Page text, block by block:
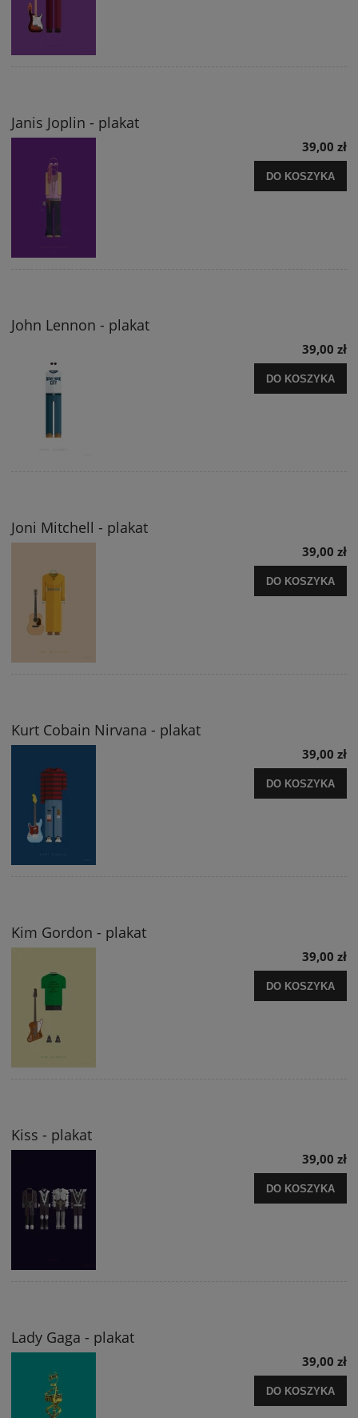
Janis Joplin - plakat
39,00 zł
DO KOSZYKA
John Lennon - plakat
39,00 zł
DO KOSZYKA
Joni Mitchell - plakat
39,00 zł
DO KOSZYKA
Kurt Cobain Nirvana - plakat
39,00 zł
DO KOSZYKA
Kim Gordon - plakat
39,00 zł
DO KOSZYKA
Kiss - plakat
39,00 zł
DO KOSZYKA
Lady Gaga - plakat
39,00 zł
DO KOSZYKA